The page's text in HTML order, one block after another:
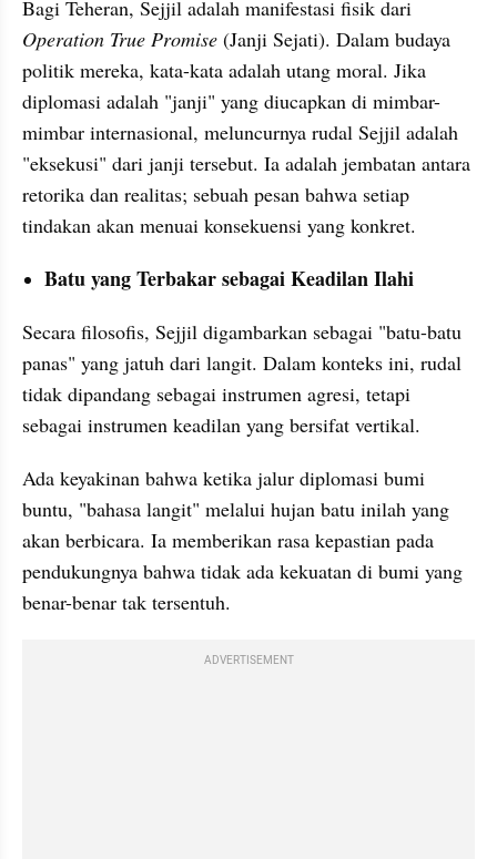
Operation True Promise (Janji Sejati). Dalam budaya
politik mereka, kata-kata adalah utang moral. Jika
diplomasi adalah "janji" yang diucapkan di mimbar-
mimbar internasional, meluncurnya rudal Sejjil adalah
"eksekusi" dari janji tersebut. Ia adalah jembatan antara
retorika dan realitas; sebuah pesan bahwa setiap
tindakan akan menuai konsekuensi yang konkret.
Batu yang Terbakar sebagai Keadilan Ilahi
Secara filosofis, Sejjil digambarkan sebagai "batu-batu
panas" yang jatuh dari langit. Dalam konteks ini, rudal
tidak dipandang sebagai instrumen agresi, tetapi
sebagai instrumen keadilan yang bersifat vertikal.
Ada keyakinan bahwa ketika jalur diplomasi bumi
buntu, "bahasa langit" melalui hujan batu inilah yang
akan berbicara. Ia memberikan rasa kepastian pada
pendukungnya bahwa tidak ada kekuatan di bumi yang
benar-benar tak tersentuh.
ADVERTISEMENT